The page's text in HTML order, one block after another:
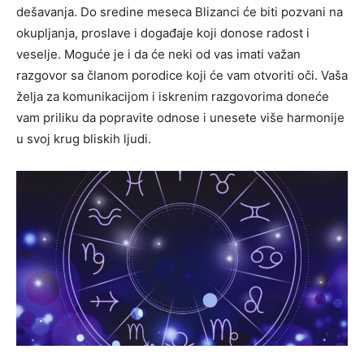
dešavanja. Do sredine meseca Blizanci će biti pozvani na
okupljanja, proslave i događaje koji donose radost i
veselje. Moguće je i da će neki od vas imati važan
razgovor sa članom porodice koji će vam otvoriti oči. Vaša
želja za komunikacijom i iskrenim razgovorima doneće
vam priliku da popravite odnose i unesete više harmonije
u svoj krug bliskih ljudi.